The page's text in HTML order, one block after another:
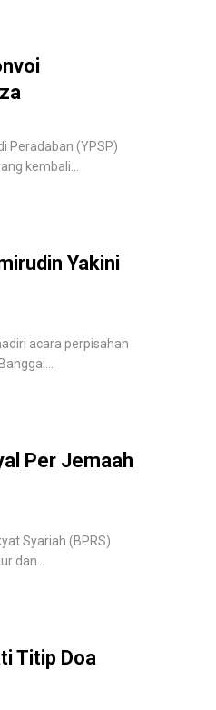
Peradaban (YPSP)
kembali…
Yakini
acara perpisahan
Per Jemaah
Syariah (BPRS)
dan…
Titip Doa